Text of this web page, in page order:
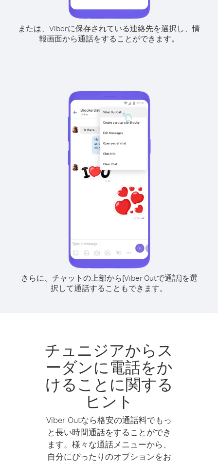
または、Viberに保存されている連絡先を選択し、情
報画面から通話をすることができます。
さらに、チャットの上部から[Viber Outで通話]を選
択して通話することもできます。
チュニジアからス
ーダンに電話をか
けることに関する
ヒント
Viber Outなら格安の通話料でもっ
と長い時間通話をすることができ
ます。様々な通話メニューから、
自分にぴったりのオプションをお